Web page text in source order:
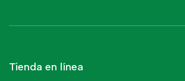
Tienda en línea